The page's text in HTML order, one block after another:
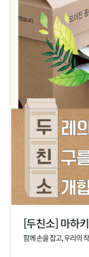
[두친소] 마하
함께 손을 잡고, 우리의